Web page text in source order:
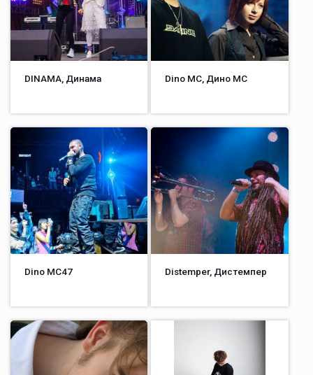
DINAMA, Динама Dino MC, Дино МС
Dino MС47 Distemper, Дистемпер